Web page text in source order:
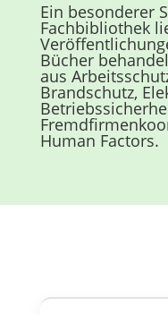
Ein besonderer
Fachbibliothek
Bücher
aus
Brandschutz,
Human Factors.